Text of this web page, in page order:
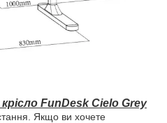
FunDesk Cielo Grey
Якщо ви хочете